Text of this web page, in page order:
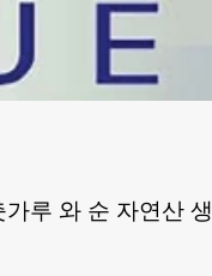
루 와 순 자연산